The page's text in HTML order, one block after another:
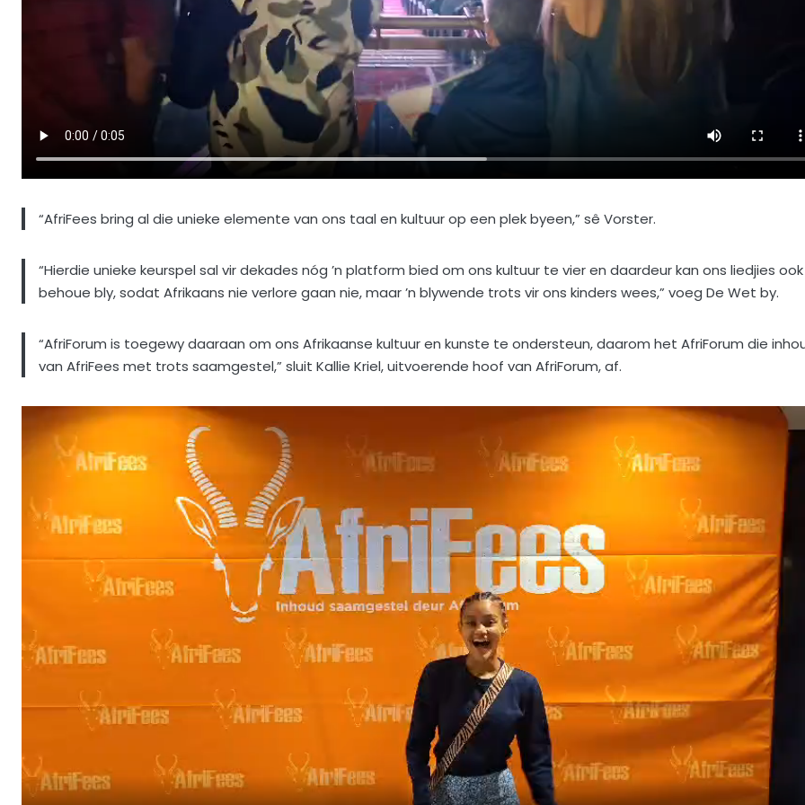
“AfriFees bring al die unieke elemente van ons taal en kultuur op een plek byeen,” sê Vorster.
“Hierdie unieke keurspel sal vir dekades nóg ’n platform bied om ons kultuur te vier en daardeur kan ons liedjies ook
behoue bly, sodat Afrikaans nie verlore gaan nie, maar ’n blywende trots vir ons kinders wees,” voeg De Wet by.
“AfriForum is toegewy daaraan om ons Afrikaanse kultuur en kunste te ondersteun, daarom het AfriForum die
van AfriFees met trots saamgestel,” sluit Kallie Kriel, uitvoerende hoof van AfriForum, af.